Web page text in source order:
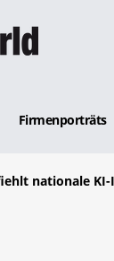
Firmenporträts
nationale